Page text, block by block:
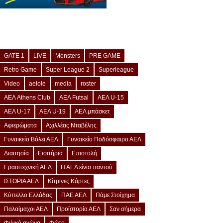
GATE 1 LIVE Monsters
PRE GAME
Retro Game
Super League 2
Superleague
Video
aelole media
roster
ΑΕΛ Athens Club
ΑΕΛ Futsal
ΑΕΛ U-15
ΑΕΛ U-17
ΑΕΛ U-19
ΑΕΛ μπάσκετ
Αφιερώματα
Αχιλλέας Νταβέλης
Γυναικείο Βόλεϊ ΑΕΛ
Γυναικείο Ποδόσφαιρο ΑΕΛ
Διαιτησία
Εισιτήρια
Επιστολή
Ερασιτεχνική ΑΕΛ
Η ΑΕΛ είναι παντού
ΙΣΤΟΡΙΑ ΑΕΛ
Κίτρινες Κάρτες
Κύπελλο Ελλάδας
ΠΑΕ ΑΕΛ
Πάμε Στοίχημα
Παλαίμαχοι ΑΕΛ
Προϊστορία ΑΕΛ
Σαν σήμερα